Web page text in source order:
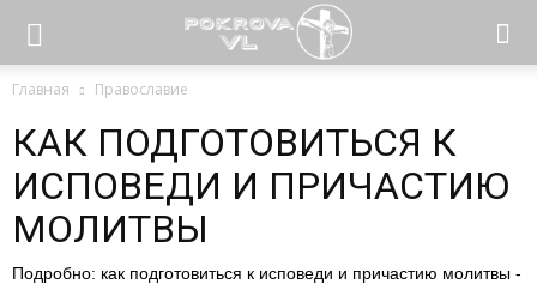
Главная Православие
КАК ПОДГОТОВИТЬСЯ К
ИСПОВЕДИ И ПРИЧАСТИЮ
МОЛИТВЫ
Подробно: как подготовиться к исповеди и причастию молитвы -